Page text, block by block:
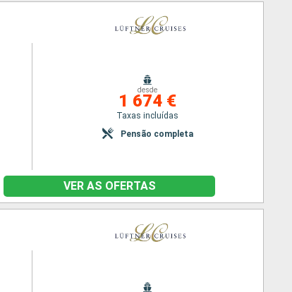
desde
1 674 €
Taxas incluídas
Pensão completa
VER AS OFERTAS